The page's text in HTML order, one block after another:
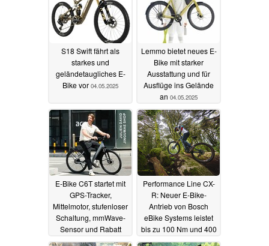
S18 Swift fährt als
starkes und
geländetaugliches E-
Bike vor 04.05.2025
Lemmo bietet neues E-
Bike mit starker
Ausstattung und für
Ausflüge ins Gelände
an 04.05.2025
E-Bike C6T startet mit
GPS-Tracker,
Mittelmotor, stufenloser
Schaltung, mmWave-
Sensor und Rabatt
04.05.2025
Performance Line CX-
R: Neuer E-Bike-
Antrieb von Bosch
eBike Systems leistet
bis zu 100 Nm und 400
Prozent01.05.2025